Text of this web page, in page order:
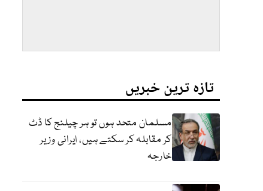
تازہ ترین خبریں
مسلمان متحد ہوں تو ہر چیلنج کا ڈٹ
کر مقابلہ کر سکتے ہیں، ایرانی وزیر
خارجہ